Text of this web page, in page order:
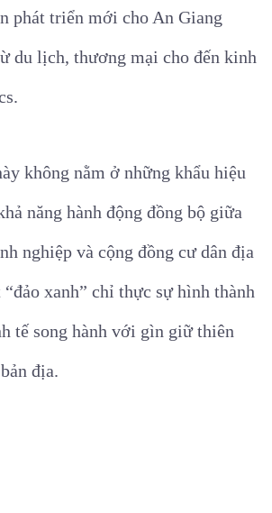
phát triển mới cho An Giang
du lịch, thương mại cho đến kinh
không nằm ở những khẩu hiệu
năng hành động đồng bộ giữa
nghiệp và cộng đồng cư dân địa
xanh” chỉ thực sự hình thành
tế song hành với gìn giữ thiên
địa.